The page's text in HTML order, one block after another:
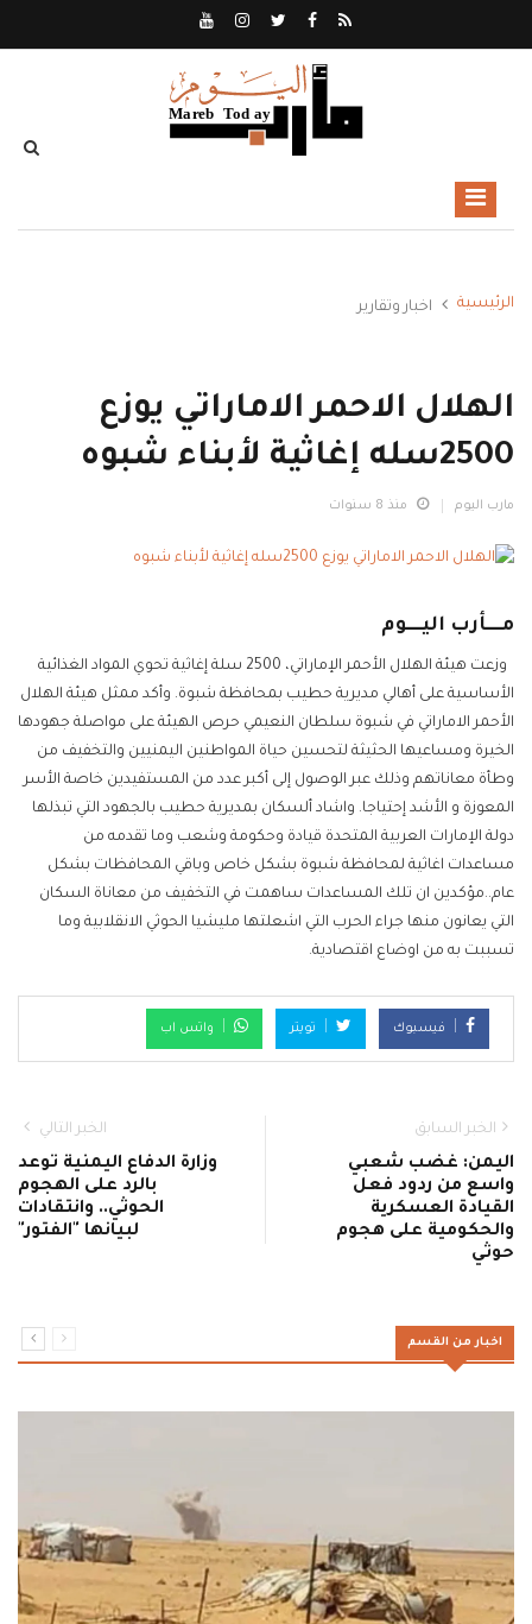
الرئيسية اخبار وتقارير
الهلال الاحمر الاماراتي يوزع
2500سله إغاثية لأبناء شبوه
مارب اليوم منذ 8 سنوات
مــــأرب اليــــوم
وزعت هيئة الهلال الأحمر الإماراتي، 2500 سلة إغاثية تحوي المواد الغذائية
الأساسية على أهالي مديرية حطيب بمحافظة شبوة. وأكد ممثل هيئة الهلال
الأحمر الاماراتي في شبوة سلطان النعيمي حرص الهيئة على مواصلة جهودها
الخيرة ومساعيها الحثيثة لتحسين حياة المواطنين اليمنيين والتخفيف من
وطأة معاناتهم وذلك عبر الوصول إلى أكبر عدد من المستفيدين خاصة الأسر
المعوزة و الأشد إحتياجا. واشاد ألسكان بمديرية حطيب بالجهود التي تبذلها
دولة الإمارات العربية المتحدة قيادة وحكومة وشعب وما تقدمه من
مساعدات اغاثية لمحافظة شبوة بشكل خاص وباقي المحافظات بشكل
عام..مؤكدين ان تلك المساعدات ساهمت في التخفيف من معاناة السكان
التي يعانون منها جراء الحرب التي اشعلتها مليشيا الحوثي الانقلابية وما
تسببت به من اوضاع اقتصادية.
فيسبوك تويتر واتس اب
الخبر السابق
اليمن: غضب شعبي
واسع من ردود فعل
القيادة العسكرية
والحكومية على هجوم
حوثي
الخبر التالي
وزارة الدفاع اليمنية توعد
بالرد على الهجوم
الحوثي.. وانتقادات
لبيانها "الفتور"
اخبار من القسم